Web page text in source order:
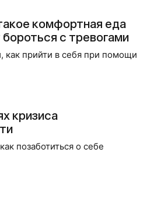
комфортная еда
бороться с тревогами
как прийти в себя при помощи
кризиса
позаботиться о себе